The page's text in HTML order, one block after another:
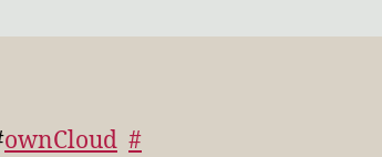
ownCloud #